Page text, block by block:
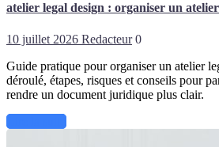
atelier legal design : organiser un
10 juillet 2026 Redacteur 0
Guide pratique pour organiser un atelier
déroulé, étapes, risques et conseils pour
rendre un document juridique plus clair.